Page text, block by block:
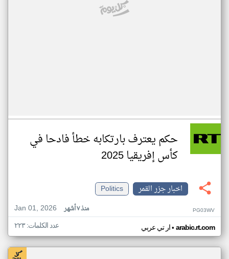
حكم يعترف بارتكابه خطأ فادحا في
كأس إفريقيا 2025
اخبار جزر القمر
Politics
Jan 01, 2026
منذ ٧ أشهر PG03WV
ار تي عربي• arabic.rt.com عدد الكلمات: ٢٢٣